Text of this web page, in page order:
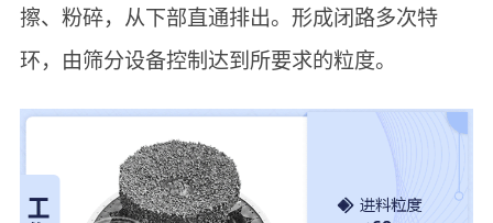
擦、粉碎，从下部直通排出。形成闭路多次特
环，由筛分设备控制达到所要求的粒度。